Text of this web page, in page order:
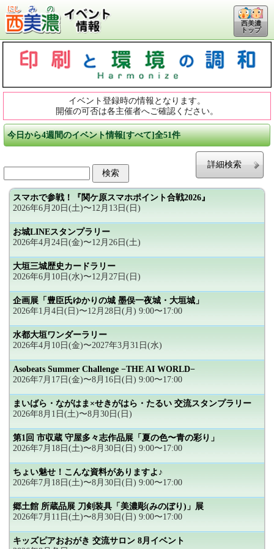
西美濃
トップ
イベント登録時の情報となります。
開催の可否は各主催者へご確認ください。
今日から4週間のイベント情報[すべて]全51件
詳細検索
スマホで参戦！『関ケ原スマホポイント合戦2026』
2026年6月20日(土)〜12月13日(日)
お城LINEスタンプラリー
2026年4月24日(金)〜12月26日(土)
大垣三城歴史カードラリー
2026年6月10日(水)〜12月27日(日)
企画展「豊臣氏ゆかりの城 墨俣一夜城・大垣城」
2026年1月4日(日)〜12月28日(月) 9:00〜17:00
水都大垣ワンダーラリー
2026年4月10日(金)〜2027年3月31日(水)
Asobeats Summer Challenge −THE AI WORLD−
2026年7月17日(金)〜8月16日(日) 9:00〜17:00
まいばら・ながはま×せきがはら・たるい 交流スタンプラリー
2026年8月1日(土)〜8月30日(日)
第1回 市収蔵 守屋多々志作品展「夏の色〜青の彩り」
2026年7月18日(土)〜8月30日(日) 9:00〜17:00
ちょい魅せ！こんな資料がありますよ♪
2026年7月18日(土)〜8月30日(日) 9:00〜17:00
郷土館 所蔵品展 刀剣装具「美濃彫(みのぼり)」展
2026年7月11日(土)〜8月30日(日) 9:00〜17:00
キッズピアおおがき 交流サロン 8月イベント